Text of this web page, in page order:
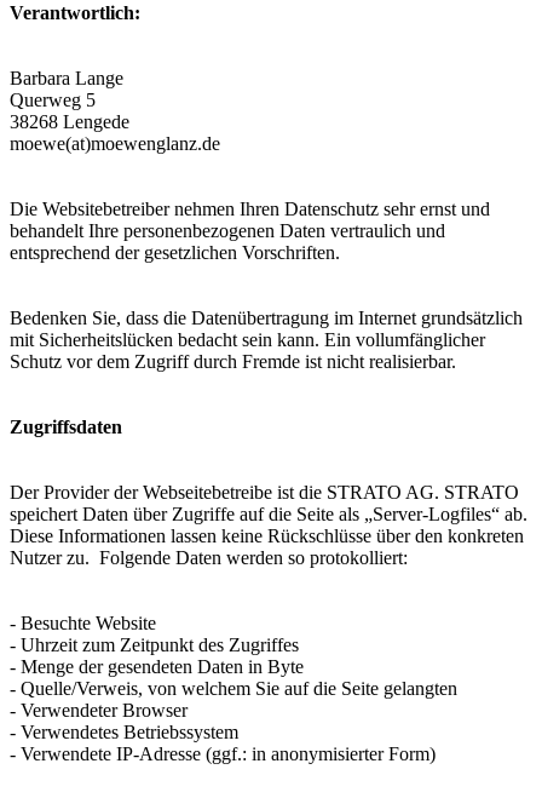
Verantwortlich:
Barbara Lange
Querweg 5
38268 Lengede
moewe(at)moewenglanz.de
Die Websitebetreiber nehmen Ihren Datenschutz sehr ernst und
behandelt Ihre personenbezogenen Daten vertraulich und
entsprechend der gesetzlichen Vorschriften.
Bedenken Sie, dass die Datenübertragung im Internet grundsätzlich
mit Sicherheitslücken bedacht sein kann. Ein vollumfänglicher
Schutz vor dem Zugriff durch Fremde ist nicht realisierbar.
Zugriffsdaten
Der Provider der Webseitebetreibe ist die STRATO AG. STRATO
speichert Daten über Zugriffe auf die Seite als „Server-Logfiles“ ab.
Diese Informationen lassen keine Rückschlüsse über den konkreten
Nutzer zu. Folgende Daten werden so protokolliert:
- Besuchte Website
- Uhrzeit zum Zeitpunkt des Zugriffes
- Menge der gesendeten Daten in Byte
- Quelle/Verweis, von welchem Sie auf die Seite gelangten
- Verwendeter Browser
- Verwendetes Betriebssystem
- Verwendete IP-Adresse (ggf.: in anonymisierter Form)